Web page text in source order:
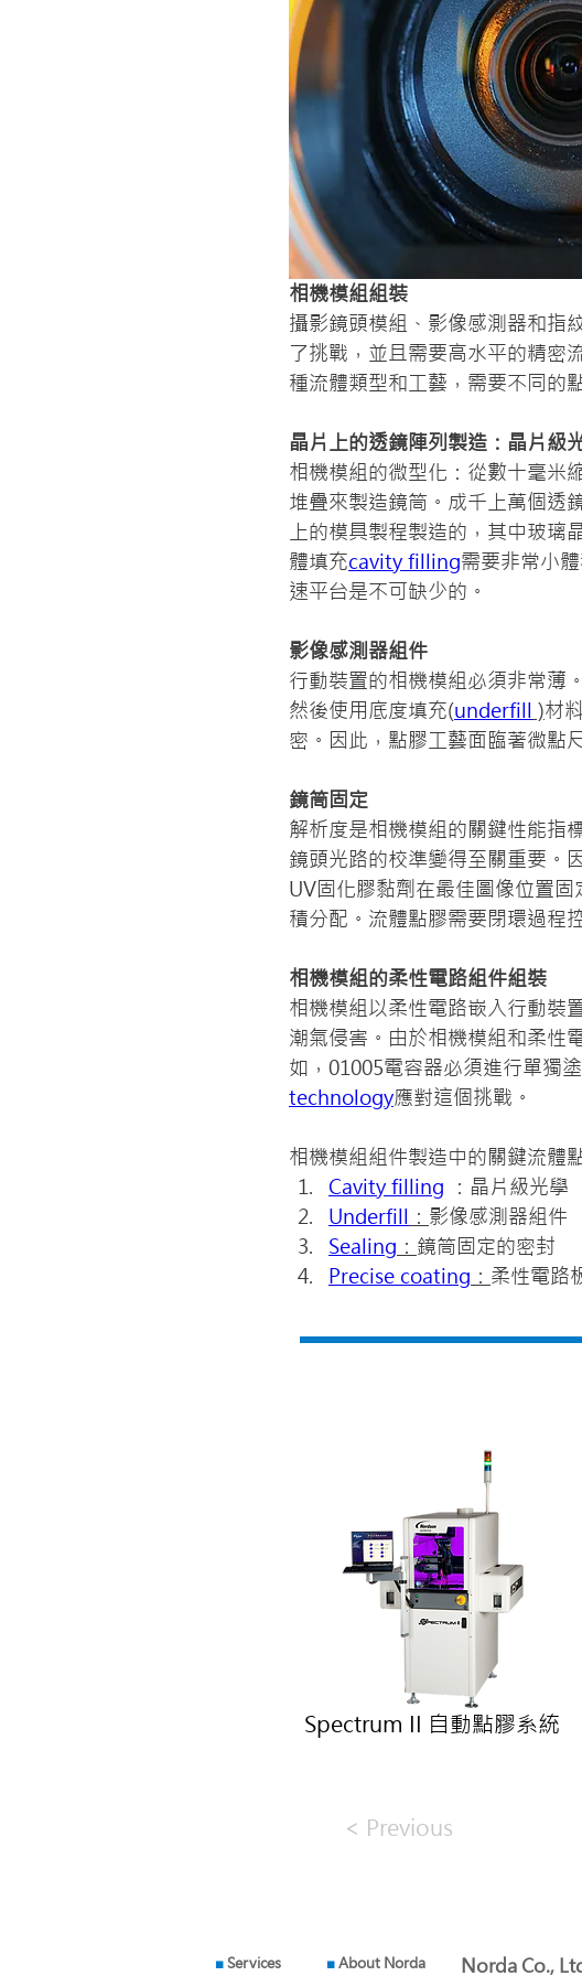
相機模組組裝
攝影鏡頭模組、影像感測器和指
了挑戰，並且需要高水平的精密
種流體類型和工藝，需要不同的
晶片上的透鏡陣列製造：晶片級
相機模組的微型化：從數十毫米
堆疊來製造鏡筒。成千上萬個透
上的模具製程製造的，其中玻
體填充cavity filling需要非常小
速平台是不可缺少的。
影像感測器組件
行動裝置的相機模組必須非常薄
然後使用底度填充(underfill )材
密。因此，點膠工藝面臨著微點
鏡筒固定
解析度是相機模組的關鍵性能指
鏡頭光路的校準變得至關重要。
UV固化膠黏劑在最佳圖像位置
積分配。流體點膠需要閉環過程
相機模組的柔性電路組件組裝
相機模組以柔性電路嵌入行動裝
潮氣侵害。由於相機模組和柔性
如，01005電容器必須進行單獨
technology應對這個挑戰。
相機模組組件製造中的關鍵流體
Cavity filling ：晶片級光學
Underfill ： 影像感測器組件
Sealing ： 鏡筒固定的密封
Precise coating ： 柔性電路
Spectrum II 自動點膠系統
< Previous
■Services ■About Norda Norda Co.,